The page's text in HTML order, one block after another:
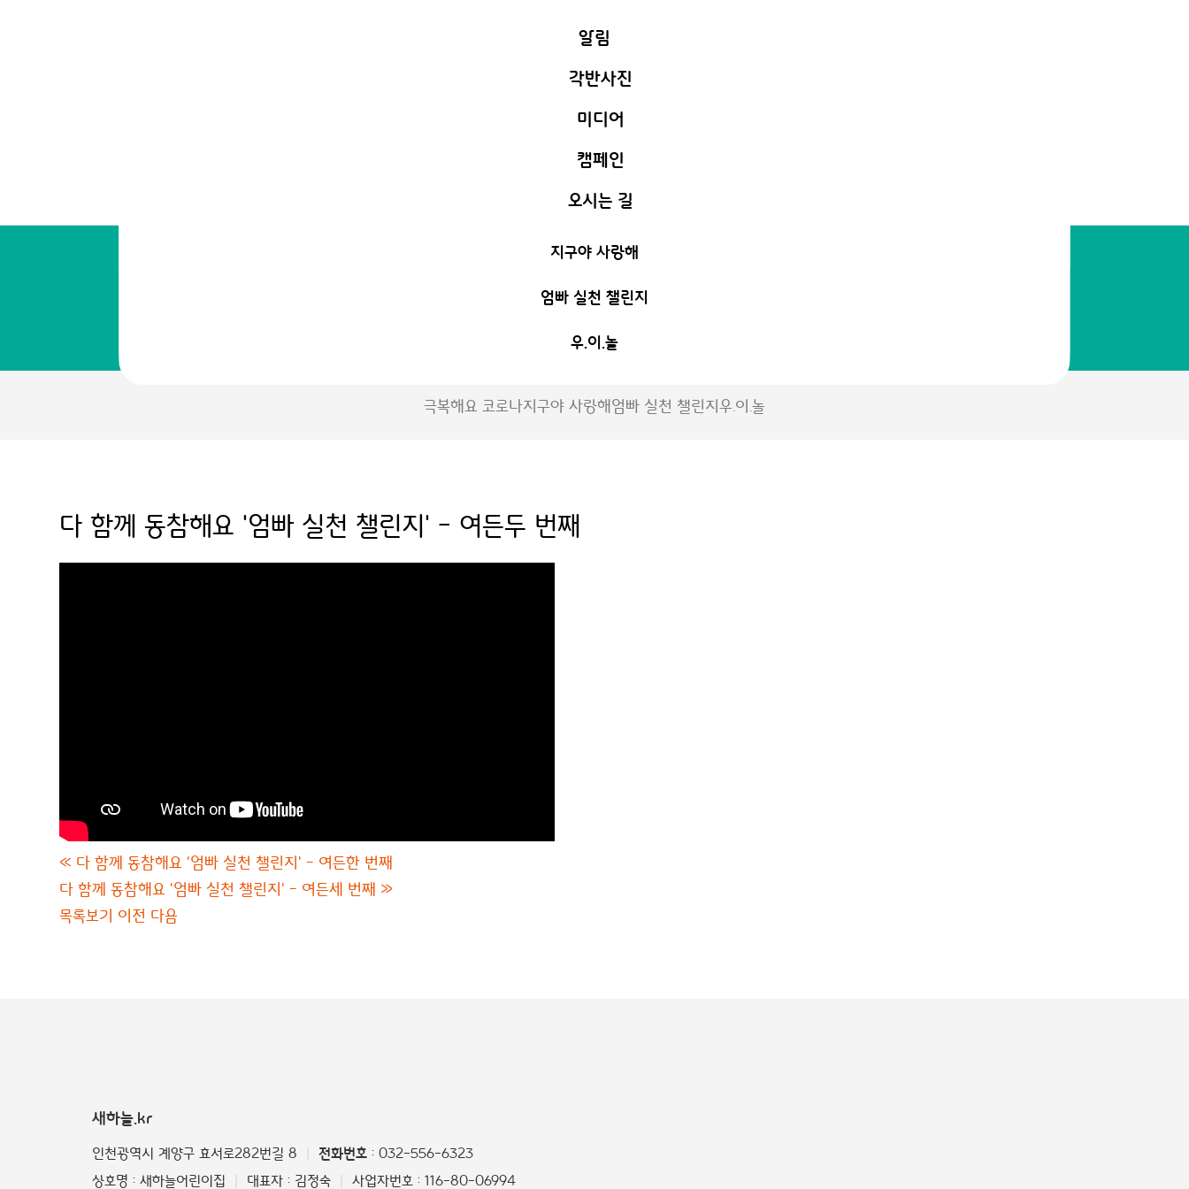
알림
안내사항
교실환경
식단표
각반사진
소망가득C
사랑가득C
기쁨가득
지혜가득C
창의가득C
누리가득C
미디어
새하늘 활동
우리들의 행사
부모멘토 정쑥쌤
캠페인
극복해요 코로나
지구야 사랑해
엄빠 실천 챌린지
우.이.놀
오시는 길
엄빠 실천 챌린지
극복해요 코로나지구야 사랑해엄빠 실천 챌린지우.이.놀
다 함께 동참해요 '엄빠 실천 챌린지' - 여든두 번째
« 다 함께 동참해요 '엄빠 실천 챌린지' - 여든한 번째
다 함께 동참해요 '엄빠 실천 챌린지' - 여든세 번째 »
목록보기 이전 다음
새하늘.kr
인천광역시 계양구 효서로282번길 8 전화번호 : 032-556-6323
상호명 : 새하늘어린이집
대표자 : 김정숙 사업자번호 : 116-80-06994